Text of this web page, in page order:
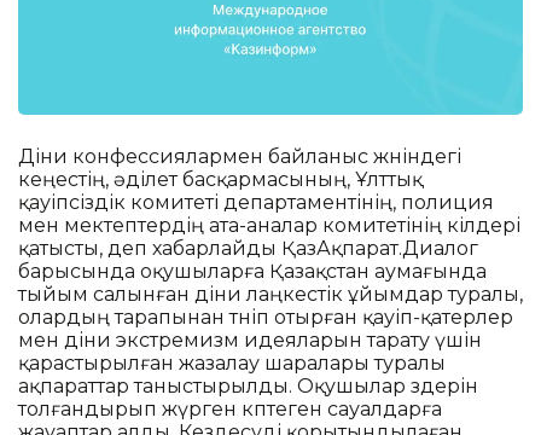
Діни конфессиялармен байланыс жөніндегі
кеңестің, әділет басқармасының, Ұлттық
қауіпсіздік комитеті департаментінің, полиция
мен мектептердің ата-аналар комитетінің өкілдері
қатысты, деп хабарлайды ҚазАқпарат.Диалог
барысында оқушыларға Қазақстан аумағында
тыйым салынған діни лаңкестік ұйымдар туралы,
олардың тарапынан төніп отырған қауіп-қатерлер
мен діни экстремизм идеяларын тарату үшін
қарастырылған жазалау шаралары туралы
ақпараттар таныстырылды. Оқушылар өздерін
толғандырып жүрген көптеген сауалдарға